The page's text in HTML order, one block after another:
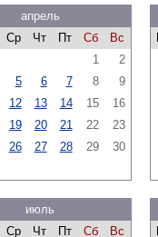
апрель
Ср Чт Пт Сб
Вс
1
2
5 6 7 8
9
12 13 14 15
16
19 20 21 22
23
26 27 28 29 30
июль
Ср Чт Пт Сб
Вс